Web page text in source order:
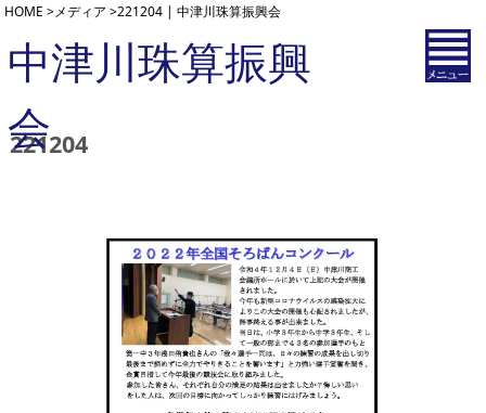
HOME >メディア >221204 | 中津川珠算振興会
中津川珠算振興
会
221204